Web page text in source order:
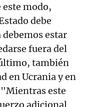
este modo,
debe
estar
fuera del
también
en Ucrania y en
este
adicional